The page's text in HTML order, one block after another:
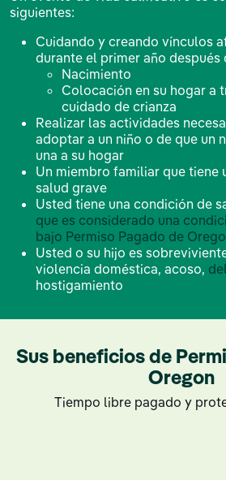
siguientes:
Cuidando y creando vínculos
durante el primer año después
Nacimiento
Colocación en su hogar a
cuidado de crianza
Realizar las actividades
adoptar a un niño o de que un
una a su hogar
Un miembro familiar que tiene
salud grave
Usted tiene una condición de
que es considerado una
bajo Permiso Pagado de
Usted o su hijo es
violencia doméstica, acoso,
hostigamiento
Sus beneficios de
Oregon
Tiempo libre pagado y